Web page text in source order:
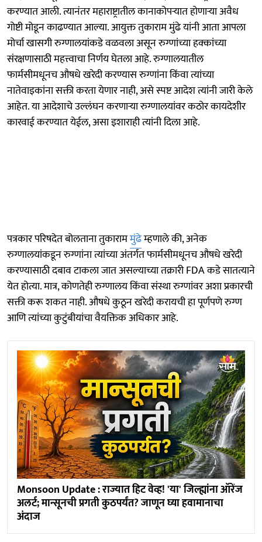
करण्यात आली. त्यानंतर महाराष्ट्रातील कानाकोपऱ्यात होणाऱ्या अवैध
गोष्टी मोडून काढण्यात आल्या. आयुक्त तुकाराम मुंढे यांनी आता आपला
मोर्चा खासगी रुग्णालयांकडे वळवला असून रुग्णांच्या हक्कांच्या
संरक्षणासाठी महत्त्वाचा निर्णय घेतला आहे. रुग्णालयातील
फार्मसीमधूनच औषधे खरेदी करण्यास रुग्णांना किंवा त्यांच्या
नातेवाइकांना सक्ती करता येणार नाही, असे स्पष्ट आदेश त्यांनी जारी केले
आहेत. या आदेशाचे उल्लंघन करणाऱ्या रुग्णालयांवर कठोर कायदेशीर
कारवाई करण्यात येईल, असा इशाराही त्यांनी दिला आहे.
पत्रकार परिषदेत बोलताना तुकाराममुंढेम्हणाले की, अनेक
रुग्णालयांकडून रुग्णांना त्यांच्या अंतर्गत फार्मसीमधूनच औषधे खरेदी
करण्यासाठी दबाव टाकला जात असल्याच्या तक्रारी FDA कडे सातत्याने
येत होत्या. मात्र, कोणतेही रुग्णालय किंवा संस्था रुग्णांवर अशा प्रकारची
सक्ती करू शकत नाही. औषधे कुठून खरेदी करायची हा पूर्णपणे रुग्ण
आणि त्यांच्या कुटुंबीयांचा वैयक्तिक अधिकार आहे.
Monsoon Update : राज्यात हिट वेव्ह! 'या' जिल्ह्यांना ऑरेंज
अलर्ट; मान्सूनची प्रगती कुठपर्यंत? जाणून घ्या हवामानाचा
अंदाज